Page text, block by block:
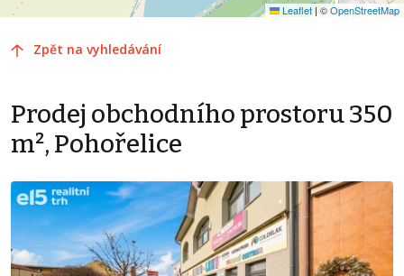
Leaflet |©OpenStreetMap
Zpět na vyhledávání
Prodej obchodního prostoru 350
m², Pohořelice